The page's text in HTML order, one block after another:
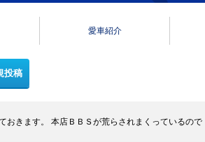
愛車紹介
おきます。 本店ＢＢＳが荒らされまくっているので